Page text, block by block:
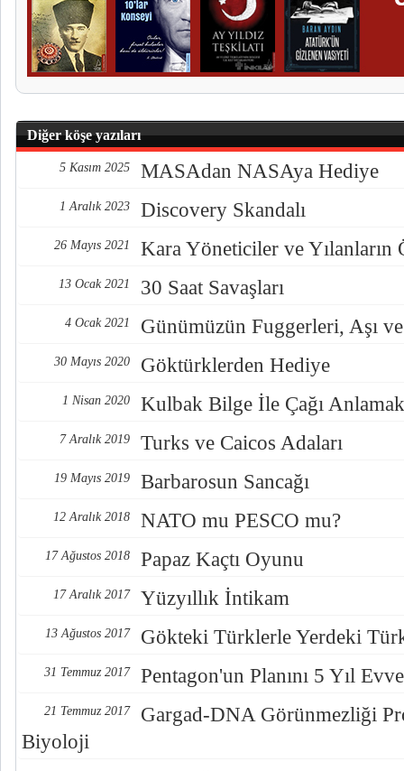
Diğer köşe yazıları
5 Kasım 2025 MASAdan NASAya Hediye
1 Aralık 2023 Discovery Skandalı
26 Mayıs 2021 Kara Yöneticiler ve Yılanların
13 Ocak 2021 30 Saat Savaşları
4 Ocak 2021 Günümüzün Fuggerleri, Aşı
30 Mayıs 2020 Göktürklerden Hediye
1 Nisan 2020 Kulbak Bilge İle Çağı Anlamak
7 Aralık 2019 Turks ve Caicos Adaları
19 Mayıs 2019 Barbarosun Sancağı
12 Aralık 2018 NATO mu PESCO mu?
17 Ağustos 2018 Papaz Kaçtı Oyunu
17 Aralık 2017 Yüzyıllık İntikam
13 Ağustos 2017 Gökteki Türklerle Yerdeki
31 Temmuz 2017 Pentagon'un Planını 5 Yıl
21 Temmuz 2017
Gargad-DNA Görünmezliği
Biyoloji